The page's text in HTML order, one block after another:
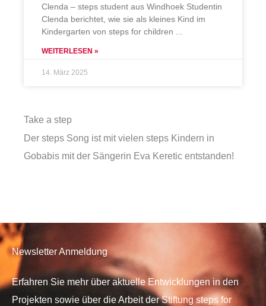
Clenda – steps student aus Windhoek Studentin
Clenda berichtet, wie sie als kleines Kind im
Kindergarten von steps for children
WEITERLESEN »
14. März 2025
Take a step
Der steps Song ist mit vielen steps Kindern in
Gobabis mit der Sängerin Eva Keretic entstanden!
Newsletter Anmeldung
Erfahren Sie mehr über aktuelle Entwicklungen in den
Projekten sowie über die Arbeit der Stiftung steps for